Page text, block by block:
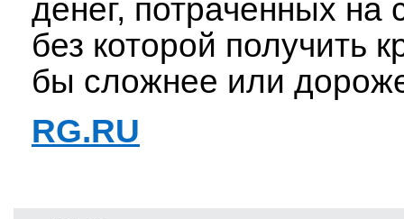
денег, потраченных на
без которой получить
бы сложнее или
RG.RU